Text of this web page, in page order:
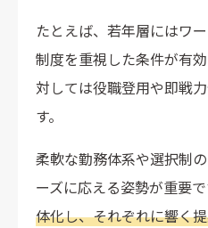
たとえば、若年層にはワ
制度を重視した条件が有
対しては役職登用や即戦
す。
柔軟な勤務体系や選択制
ーズに応える姿勢が重要で
体化し、それぞれに響く